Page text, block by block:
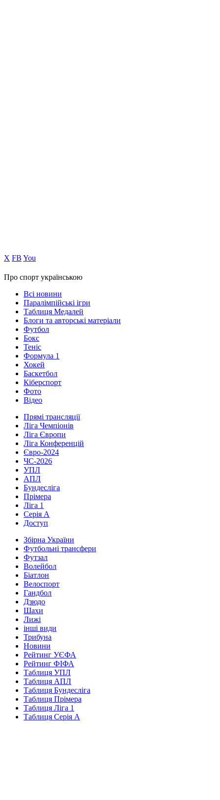
Х FB You
Про спорт українською
Всі новини
Паралімпійські ігри
Таблиця Медалей
Блоги та авторські матеріали
Футбол
Бокс
Теніс
Формула 1
Хокей
Баскетбол
Кіберспорт
Фото
Відео
Прямі трансляції
Ліга Чемпіонів
Ліга Європи
Ліга Конференцій
Євро-2024
ЧС-2026
УПЛ
АПЛ
Бундесліга
Прімера
Ліга 1
Серія А
Доступ
Збірна України
Футбольні трансфери
Футзал
Волейбол
Біатлон
Велоспорт
Гандбол
Дзюдо
Шахи
Лижі
інші види
Трибуна
Новини
Рейтинг УЄФА
Рейтинг ФІФА
Таблиця УПЛ
Таблиця АПЛ
Таблиця Бундесліга
Таблиця Прімера
Таблиця Ліга 1
Таблиця Серія А